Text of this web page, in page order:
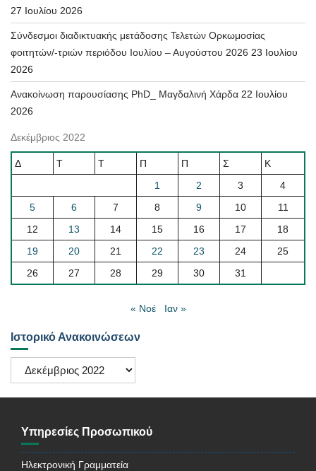
27 Ιουλίου 2026
Σύνδεσμοι διαδικτυακής μετάδοσης Τελετών Ορκωμοσίας
φοιτητών/-τριών περιόδου Ιουλίου – Αυγούστου 2026 23 Ιουλίου
2026
Ανακοίνωση παρουσίασης PhD_ Μαγδαλινή Χάρδα 22 Ιουλίου
2026
Δεκέμβριος 2022
Δ Τ Τ Π Π Σ
Κ
1
2 3
4
5
6 7 8 9 10
11
12
13 14 15 16 17
18
19
20 21 22 23 24
25
26
27 28 29 30 31
« Νοέ Ιαν »
Ιστορικό Ανακοινώσεων
Ιστορικό
Ανακοινώσεων
Υπηρεσίες Προσωπικού
Ηλεκτρονική Γραμματεία